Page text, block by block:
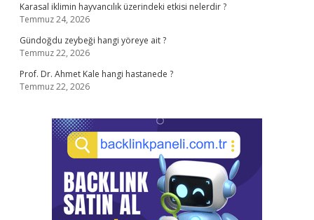
Karasal iklimin hayvancılık üzerindeki etkisi nelerdir ?
Temmuz 24, 2026
Gündoğdu zeybeği hangi yöreye ait ?
Temmuz 22, 2026
Prof. Dr. Ahmet Kale hangi hastanede ?
Temmuz 22, 2026